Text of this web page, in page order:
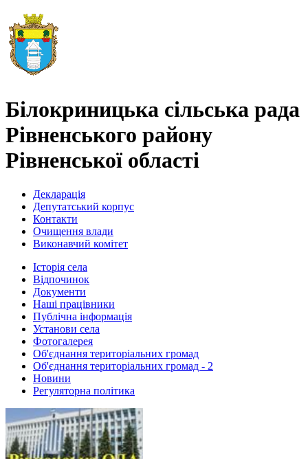
Білокриницька сільська рада
Рівненського району
Рівненської області
Декларація
Депутатський корпус
Контакти
Очищення влади
Виконавчий комітет
Історія села
Відпочинок
Документи
Наші працівники
Публічна інформація
Установи села
Фотогалерея
Об'єднання територіальних громад
Об'єднання територіальних громад - 2
Новини
Регуляторна політика